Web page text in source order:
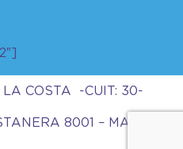
LA COSTA -CUIT: 30-
8001 – MAR DEL